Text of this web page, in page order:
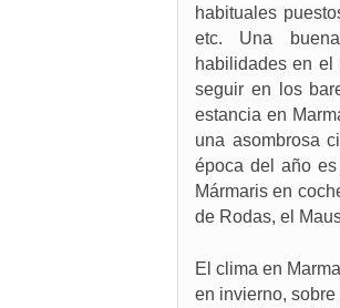
habituales
etc. Una
habilidades en
seguir en los
estancia en
una asombrosa
época del año
Mármaris en
de Rodas, el
El clima en
en invierno,